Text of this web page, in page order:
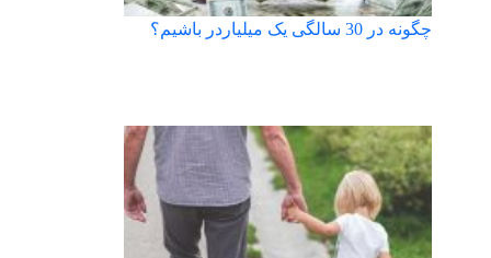
چگونه در 30 سالگی یک میلیاردر باشیم؟